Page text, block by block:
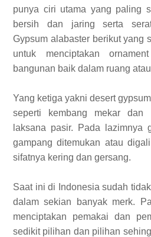
punya ciri utama yang paling
bersih dan jaring serta
Gypsum alabaster berikut yang
untuk menciptakan
bangunan baik dalam ruang
Yang ketiga yakni desert
seperti kembang mekar
laksana pasir. Pada lazimnya
gampang ditemukan atau
sifatnya kering dan gersang.
Saat ini di Indonesia sudah
dalam sekian banyak merk.
menciptakan pemakai dan
sedikit pilihan dan pilihan